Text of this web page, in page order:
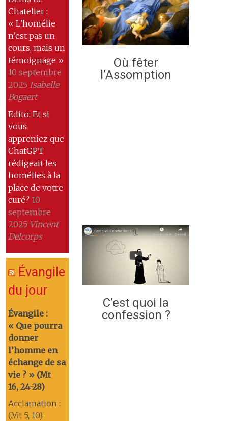
Chatelier :
« L’homélie
n’est pas un
cours, mais un
témoignage »
10 septembre
2025 Isabelle
Bogaert
Edito: Et si
vous
appreniez que
ChatGPT
rédigeait les
homélies à la
place de votre
curé? 10
septembre
2025 Vincent
Delcorps
Évangile
du jour
Évangile :
« Que pourra
donner
l’homme en
échange de sa
vie ? » (Mt
16, 24-28)
Acclamation :
(Mt 5, 10)
Où fêter
l’Assomption
C’est quoi la
confession ?